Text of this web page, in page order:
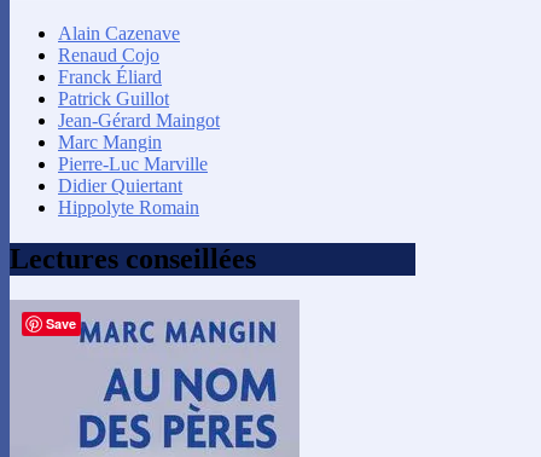
Alain Cazenave
Renaud Cojo
Franck Éliard
Patrick Guillot
Jean-Gérard Maingot
Marc Mangin
Pierre-Luc Marville
Didier Quiertant
Hippolyte Romain
Lectures conseillées
Save